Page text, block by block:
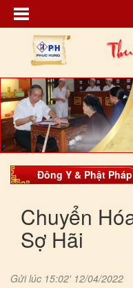
Đông Y & Phật Pháp
Chuyển
Sợ Hãi
Gửi lúc 15:02' 12/04/2022